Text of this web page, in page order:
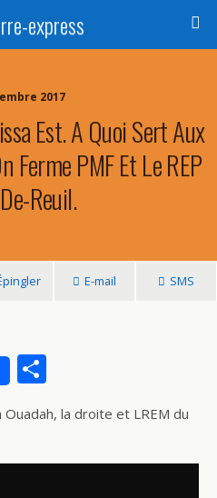
express
2017
Est. A Quoi Sert Aux
Ferme PMF Et Le REP
Reuil.
E-mail SMS
ta
g
Ouadah, la droite et LREM du